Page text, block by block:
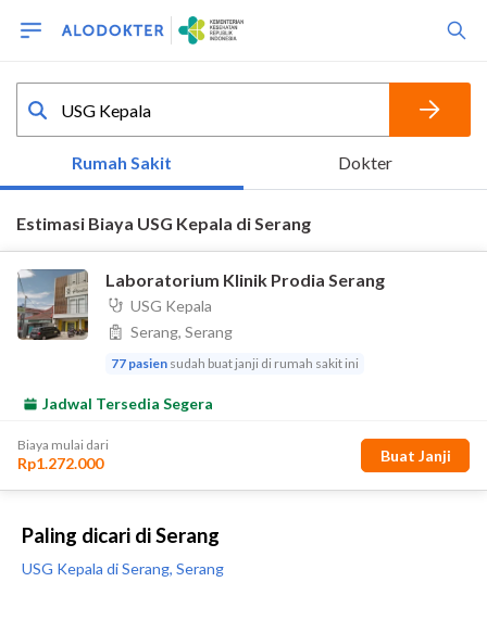
Paling dicari di Serang
USG Kepala di Serang, Serang